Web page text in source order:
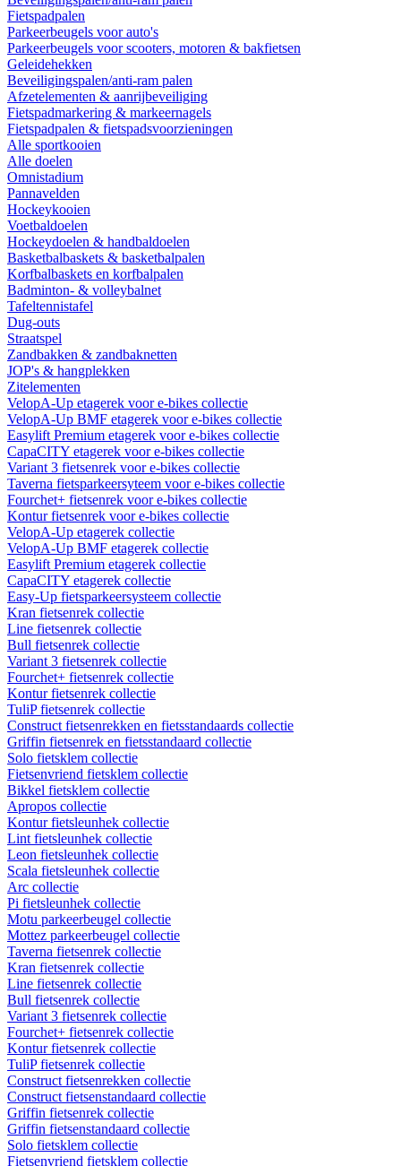
Fietspadpalen
Parkeerbeugels voor auto's
Parkeerbeugels voor scooters, motoren & bakfietsen
Geleidehekken
Beveiligingspalen/anti-ram palen
Afzetelementen & aanrijbeveiliging
Fietspadmarkering & markeernagels
Fietspadpalen & fietspadsvoorzieningen
Alle sportkooien
Alle doelen
Omnistadium
Pannavelden
Hockeykooien
Voetbaldoelen
Hockeydoelen & handbaldoelen
Basketbalbaskets & basketbalpalen
Korfbalbaskets en korfbalpalen
Badminton- & volleybalnet
Tafeltennistafel
Dug-outs
Straatspel
Zandbakken & zandbaknetten
JOP's & hangplekken
Zitelementen
VelopA-Up etagerek voor e-bikes collectie
VelopA-Up BMF etagerek voor e-bikes collectie
Easylift Premium etagerek voor e-bikes collectie
CapaCITY etagerek voor e-bikes collectie
Variant 3 fietsenrek voor e-bikes collectie
Taverna fietsparkeersyteem voor e-bikes collectie
Fourchet+ fietsenrek voor e-bikes collectie
Kontur fietsenrek voor e-bikes collectie
VelopA-Up etagerek collectie
VelopA-Up BMF etagerek collectie
Easylift Premium etagerek collectie
CapaCITY etagerek collectie
Easy-Up fietsparkeersysteem collectie
Kran fietsenrek collectie
Line fietsenrek collectie
Bull fietsenrek collectie
Variant 3 fietsenrek collectie
Fourchet+ fietsenrek collectie
Kontur fietsenrek collectie
TuliP fietsenrek collectie
Construct fietsenrekken en fietsstandaards collectie
Griffin fietsenrek en fietsstandaard collectie
Solo fietsklem collectie
Fietsenvriend fietsklem collectie
Bikkel fietsklem collectie
Apropos collectie
Kontur fietsleunhek collectie
Lint fietsleunhek collectie
Leon fietsleunhek collectie
Scala fietsleunhek collectie
Arc collectie
Pi fietsleunhek collectie
Motu parkeerbeugel collectie
Mottez parkeerbeugel collectie
Taverna fietsenrek collectie
Kran fietsenrek collectie
Line fietsenrek collectie
Bull fietsenrek collectie
Variant 3 fietsenrek collectie
Fourchet+ fietsenrek collectie
Kontur fietsenrek collectie
TuliP fietsenrek collectie
Construct fietsenrekken collectie
Construct fietsenstandaard collectie
Griffin fietsenrek collectie
Griffin fietsenstandaard collectie
Solo fietsklem collectie
Fietsenvriend fietsklem collectie